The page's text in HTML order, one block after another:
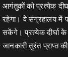
आगंतुकों को प्रत्येक
रहेगा। वे संग्रहालय में
सकेंगे। प्रत्येक दीर्घा
जानकारी तुरंत प्राप्त